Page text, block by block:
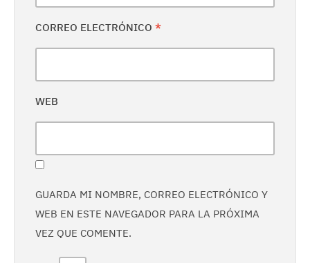
CORREO ELECTRÓNICO *
WEB
GUARDA MI NOMBRE, CORREO ELECTRÓNICO Y
WEB EN ESTE NAVEGADOR PARA LA PRÓXIMA
VEZ QUE COMENTE.